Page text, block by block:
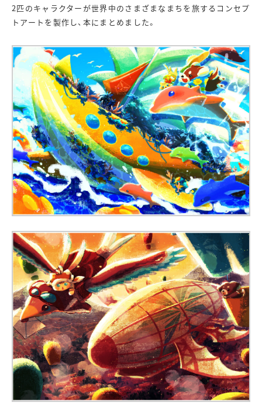
2匹のキャラクターが世界中のさまざまなまちを旅するコンセプ
トアートを製作し、本にまとめました。